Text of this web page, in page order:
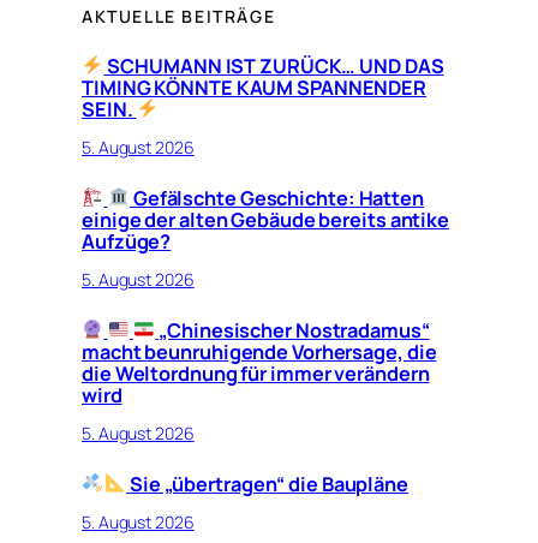
AKTUELLE BEITRÄGE
SCHUMANN IST ZURÜCK… UND DAS
TIMING KÖNNTE KAUM SPANNENDER
SEIN.
5. August 2026
Gefälschte Geschichte: Hatten
einige der alten Gebäude bereits antike
Aufzüge?
5. August 2026
„Chinesischer Nostradamus“
macht beunruhigende Vorhersage, die
die Weltordnung für immer verändern
wird
5. August 2026
Sie „übertragen“ die Baupläne
5. August 2026